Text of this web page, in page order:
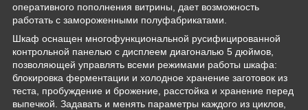
оперативного пополнения витрины, дает возможность
работать с замороженными полуфабрикатами.
Шкаф оснащен многофункциональной русифицированной
контрольной панелью с дисплеем диагональю 5 дюймов,
позволяющей управлять всеми режимами работы шкафа:
блокировка ферментации и холодное хранение заготовок из
теста, пробуждение и брожение, расстойка и хранение перед
выпечкой. Задавать и менять параметры каждого из циклов,